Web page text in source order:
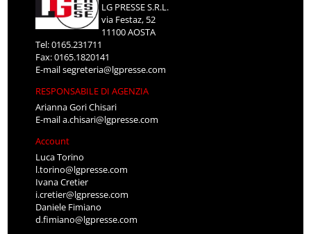
LG PRESSE S.R.L.
via Festaz, 52
11100 AOSTA
Tel: 0165.231711
Fax: 0165.1820141
E-mailsegreteria@lgpresse.com
RESPONSABILE DI AGENZIA
Arianna Gori Chisari
E-maila.chisari@lgpresse.com
Account
Luca Torino
l.torino@lgpresse.com
Ivana Cretier
i.cretier@lgpresse.com
Daniele Fimiano
d.fimiano@lgpresse.com